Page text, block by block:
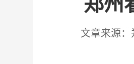
文章来源